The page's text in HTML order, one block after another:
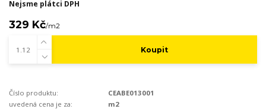
Nejsme plátci DPH
329 Kč/m2
Koupit
Číslo produktu:
CEABE013001
uvedená cena je za:
m2